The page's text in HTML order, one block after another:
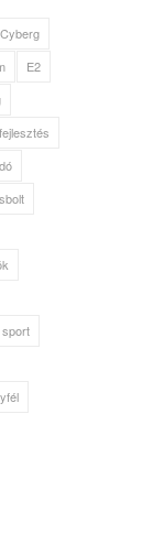
Cyberg
E2
sport